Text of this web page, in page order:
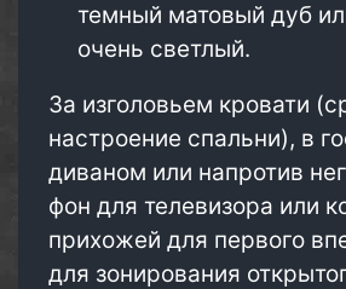
темный матовый дуб
очень светлый.
За изголовьем кровати
настроение спальни), в
диваном или напротив
фон для телевизора или
прихожей для первого
для зонирования